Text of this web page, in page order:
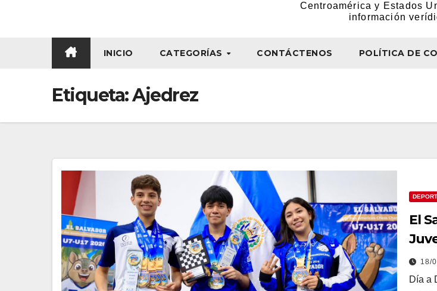
Centroamérica y Estados
información
INICIO CATEGORÍAS CONTÁCTENOS POLÍTICA DE
Etiqueta:Ajedrez
El
18/
Día a